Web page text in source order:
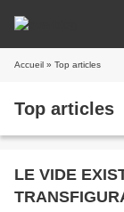
Accueil » Top articles
Top articles
LE VIDE